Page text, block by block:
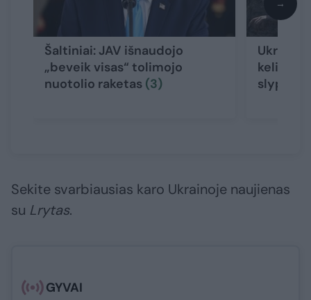
Šaltiniai: JAV išnaudojo
„beveik visas“ tolimojo
nuotolio raketas (3)
keliantis
slypi
→
Sekite svarbiausias karo Ukrainoje naujienas
su Lrytas.​​​
GYVAI